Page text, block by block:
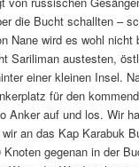
die Bucht schallten –
Nane wird es wohl nicht
Sariliman austesten,
einer kleinen Insel.
für den
Anker auf und los. Wir
an das Kap Karabuk
Knoten gegenan in der